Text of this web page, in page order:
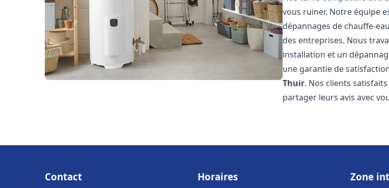
vous ruiner. Notre équipe
dépannages de chauffe-
des entreprises. Nous
installation et un
une garantie de
Thuir. Nos clients
partager leurs avis avec
Contact Horaires Zone